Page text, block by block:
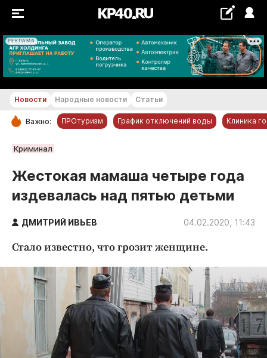
РЕКЛАМА
+18...+19 °С
РУБРИКИ
Статьи
Народные новости
Благоустройство
Криминал
Культура
Недвижимость и ЖКХ
Образование
Общество
Новости Народные новости Статьи
Важно: ПРОтуризм График отключений воды Клиника
Криминал
Жестокая мамаша четыре года
издевалась над пятью детьми
ДМИТРИЙ ИВЬЕВ 04.02.2020, 11:43
Стало известно, что грозит женщине.